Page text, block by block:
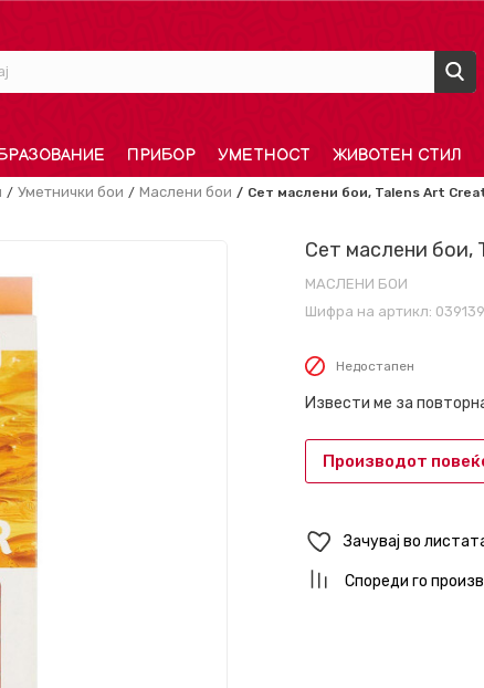
ПРИБОР УМЕТНОСТ ЖИВОТЕН СТИЛ
Уметнички бои Маслени бои Сет маслени бои, Talens Art
Сет маслени бои,
МАСЛЕНИ БОИ
Шифра на артикл: 039139
Недостапен
Извести ме за
Производот
Зачувај во
Спореди го